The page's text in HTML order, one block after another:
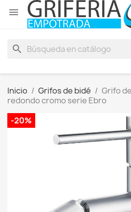

search
Inicio Grifos de bidé
Grifo
redondo cromo serie Ebro
-20%